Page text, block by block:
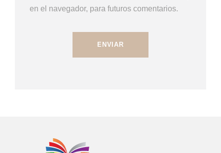
en el navegador, para futuros comentarios.